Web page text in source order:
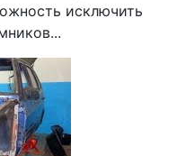
исключить